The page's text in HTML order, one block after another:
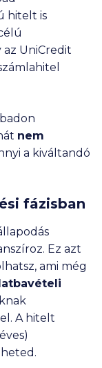
esetben
az
amelyeket a
hitelintézet
), valamint a
a
Előzőek miatt
vagyonbiztosítás
az
a THM plafon
24
értékének
igénylő
hogy
hitelt is
az UniCredit
nem
a kiváltandó
fázisban
Ez azt
ami még
A hitelt